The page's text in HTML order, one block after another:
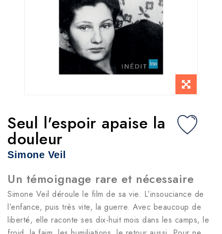
Seul l'espoir apaise la
douleur
Simone Veil
Un témoignage rare et nécessaire
Simone Veil déroule le film de sa vie. L’insouciance de
l’enfance, puis très vite, la guerre. Avec beaucoup de
liberté, elle raconte ses dix-huit mois dans les camps, le